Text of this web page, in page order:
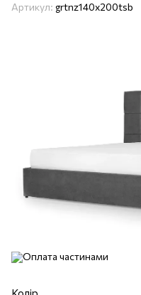
Артикул: grtnz140x200tsb